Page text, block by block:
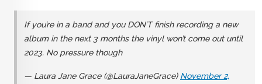
If you’re in a band and you DON’T finish recording a new
album in the next 3 months the vinyl won’t come out until
2023. No pressure though
— Laura Jane Grace (@LauraJaneGrace) November 2,